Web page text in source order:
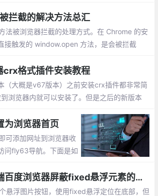
拦截的解决方法总汇
法被浏览器拦截的处理方式。在 Chrome 的安
接触发的 window.open 方法，是会被拦截
的方式、onclick事件、延迟打开等
格式插件安装教程
（大概是v67版本）之前安装crx插件都非常简
浏览器内就可以安装了。但是之后的新版本
为浏览器首页
可添加网址到浏览器收
问fly63导航。下面是如
火狐浏览器设为首页
完美解决安卓端百度浏览器屏蔽fixed悬浮元素的问题
悬浮图片按钮，使用fixed悬浮定位在底部，但